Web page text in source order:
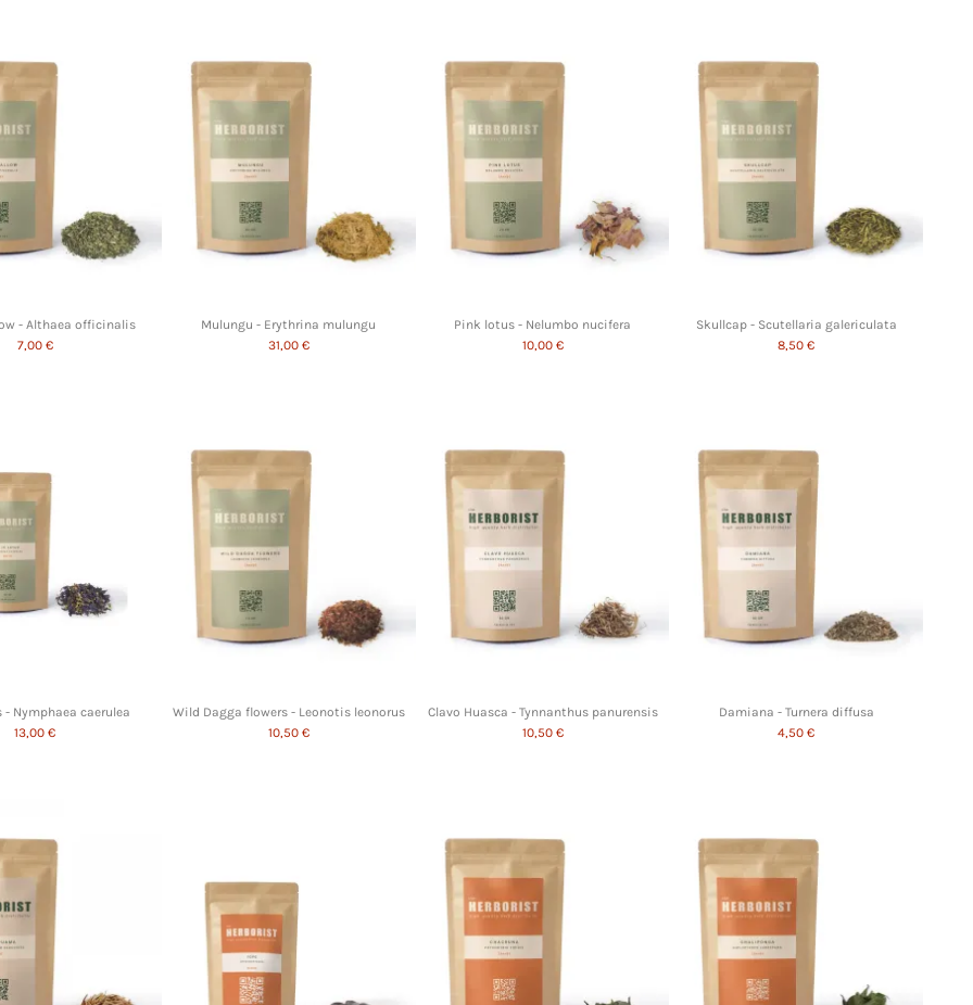
- Althaea officinalis
7,00 €
Mulungu - Erythrina mulungu
31,00 €
Pink lotus - Nelumbo nucifera
10,00 €
Skullcap - Scutellaria galericulata
8,50 €
- Nymphaea caerulea
13,00 €
Wild Dagga flowers - Leonotis leonorus
10,50 €
Clavo Huasca - Tynnanthus panurensis
10,50 €
Damiana - Turnera diffusa
4,50 €